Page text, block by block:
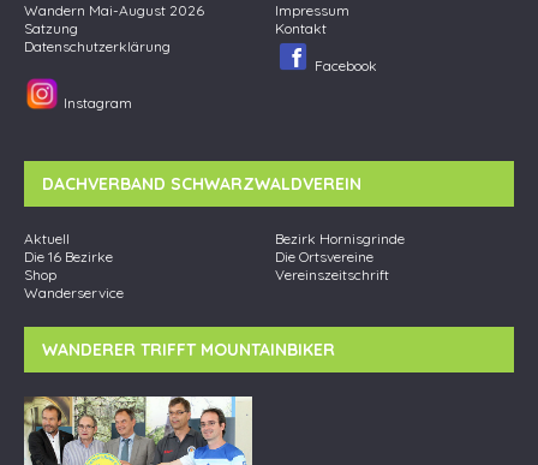
Wandern Mai-August 2026
Impressum
Satzung
Kontakt
Datenschutzerklärung
Facebook
Instagram
DACHVERBAND SCHWARZWALDVEREIN
Aktuell
Bezirk Hornisgrinde
Die 16 Bezirke
Die Ortsvereine
Shop
Vereinszeitschrift
Wanderservice
WANDERER TRIFFT MOUNTAINBIKER